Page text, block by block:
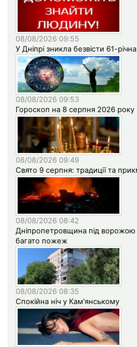
08/08/2026 09:55
У Дніпрі зникла безвісти 61-
08/08/2026 09:53
Гороскоп на 8 серпня 2026 року
08/08/2026 09:49
Свято 9 серпня: традиції та
08/08/2026 08:42
Дніпропетровщина під ворожою
багато пожеж
08/08/2026 08:35
Спокійна ніч у Кам'янському